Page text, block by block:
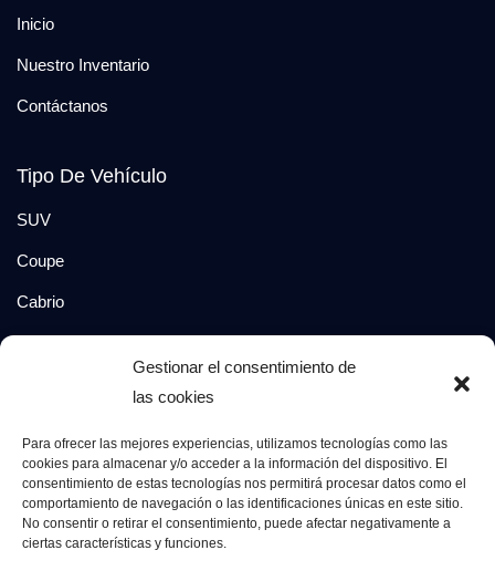
Gestionar el consentimiento de
las cookies
Para ofrecer las mejores experiencias, utilizamos tecnologías como las
cookies para almacenar y/o acceder a la información del dispositivo. El
consentimiento de estas tecnologías nos permitirá procesar datos como el
comportamiento de navegación o las identificaciones únicas en este sitio.
No consentir o retirar el consentimiento, puede afectar negativamente a
ciertas características y funciones.
Inicio
Nuestro Inventario
Contáctanos
Tipo De Vehículo
SUV
Coupe
Cabrio
Síguenos en: